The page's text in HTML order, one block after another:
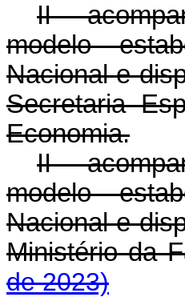
II -
modelo
Nacional e
Secretaria
Economia.
II -
modelo
Nacional e
Ministério da
de 2023)